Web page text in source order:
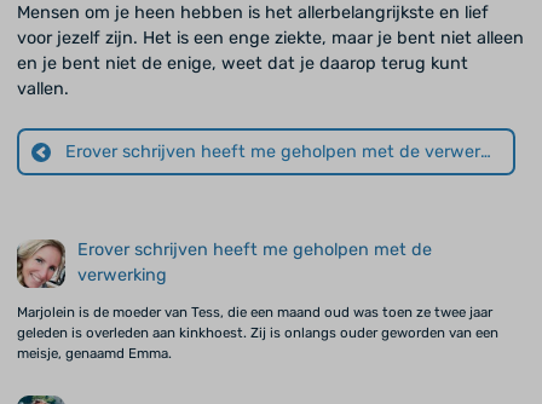
Mensen om je heen hebben is het allerbelangrijkste en lief
voor jezelf zijn. Het is een enge ziekte, maar je bent niet alleen
en je bent niet de enige, weet dat je daarop terug kunt
vallen.
Erover schrijven heeft me geholpen met de verwerking
Erover schrijven heeft me geholpen met de
verwerking
Marjolein is de moeder van Tess, die een maand oud was toen ze twee jaar
geleden is overleden aan kinkhoest. Zij is onlangs ouder geworden van een
meisje, genaamd Emma.